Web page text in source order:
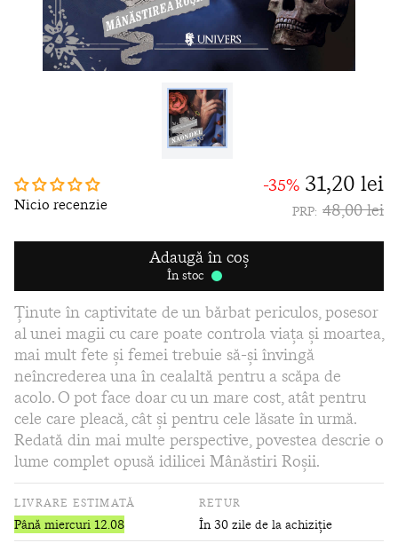
Nicio recenzie
-35% 31,20 lei
PRP: 48,00 lei
Adaugă în coș
În stoc
Ținute în captivitate de un bărbat periculos, posesor
al unei magii cu care poate controla viaţa şi moartea,
mai mult fete şi femei trebuie să-şi învingă
neîncrederea una în cealaltă pentru a scăpa de
acolo. O pot face doar cu un mare cost, atât pentru
cele care pleacă, cât şi pentru cele lăsate în urmă.
Redată din mai multe perspective, povestea descrie o
lume complet opusă idilicei Mânăstiri Roşii.
LIVRARE ESTIMATĂ
Până miercuri 12.08
RETUR
În 30 zile de la achiziție